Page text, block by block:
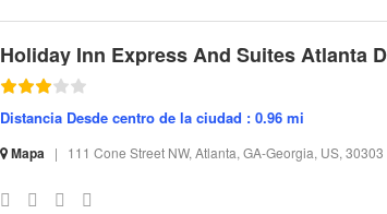
Distancia Desde centro de la ciudad : 0.96 mi
Mapa | 111 Cone Street NW, Atlanta, GA-Georgia, US, 30303